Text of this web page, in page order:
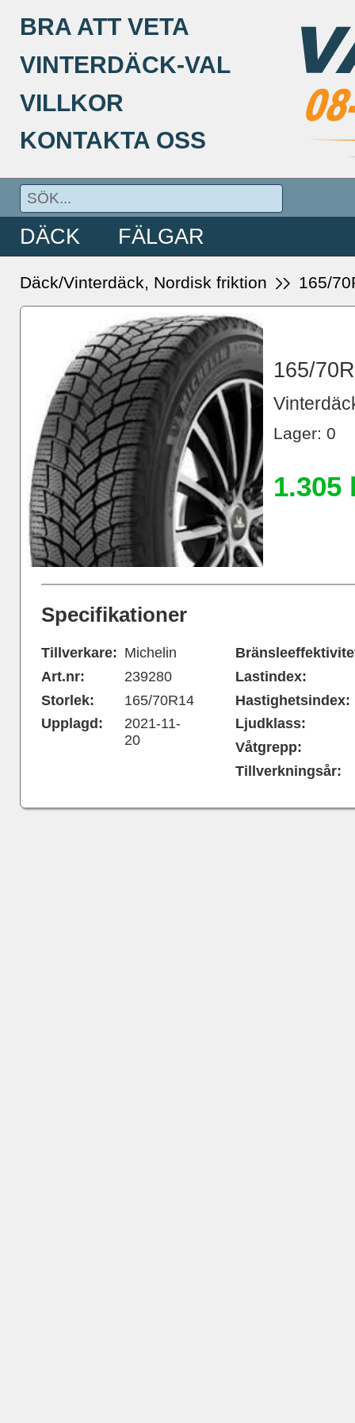
BRA ATT VETA
VINTERDÄCK-VAL
VILLKOR
KONTAKTA OSS
DÄCK FÄLGAR
Däck/Vinterdäck, Nordisk friktion 165/
165/
Lager: 0
1.305
Specifikationer
Tillverkare:
Art.nr:
Storlek:
Upplagd:
Michelin
239280
165/70R14
2021-11-
20
Lastindex:
Hastighetsindex:
Ljudklass:
Våtgrepp:
Tillverkningsår: